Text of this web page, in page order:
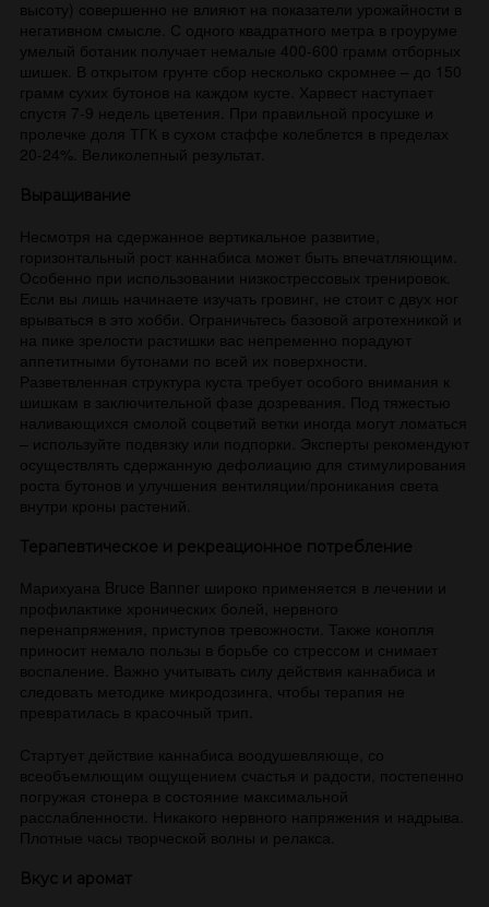
высоту) совершенно не влияют на показатели урожайности в
негативном смысле. С одного квадратного метра в гроуруме
умелый ботаник получает немалые 400-600 грамм отборных
шишек. В открытом грунте сбор несколько скромнее – до 150
грамм сухих бутонов на каждом кусте. Харвест наступает
спустя 7-9 недель цветения. При правильной просушке и
пролечке доля ТГК в сухом стаффе колеблется в пределах
20-24%. Великолепный результат.
Выращивание
Несмотря на сдержанное вертикальное развитие,
горизонтальный рост каннабиса может быть впечатляющим.
Особенно при использовании низкострессовых тренировок.
Если вы лишь начинаете изучать гровинг, не стоит с двух ног
врываться в это хобби. Ограничьтесь базовой агротехникой и
на пике зрелости растишки вас непременно порадуют
аппетитными бутонами по всей их поверхности.
Разветвленная структура куста требует особого внимания к
шишкам в заключительной фазе дозревания. Под тяжестью
наливающихся смолой соцветий ветки иногда могут ломаться
– используйте подвязку или подпорки. Эксперты рекомендуют
осуществлять сдержанную дефолиацию для стимулирования
роста бутонов и улучшения вентиляции/проникания света
внутри кроны растений.
Терапевтическое и рекреационное потребление
Марихуана Bruce Banner широко применяется в лечении и
профилактике хронических болей, нервного
перенапряжения, приступов тревожности. Также конопля
приносит немало пользы в борьбе со стрессом и снимает
воспаление. Важно учитывать силу действия каннабиса и
следовать методике микродозинга, чтобы терапия не
превратилась в красочный трип.
Стартует действие каннабиса воодушевляюще, со
всеобъемлющим ощущением счастья и радости, постепенно
погружая стонера в состояние максимальной
расслабленности. Никакого нервного напряжения и надрыва.
Плотные часы творческой волны и релакса.
Вкус и аромат